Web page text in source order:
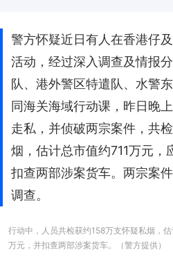
警方怀疑近日有人在香港仔
活动，经过深入调查及情报
队、港外警区特遣队、水警
同海关海域行动课，昨日晚
走私，并侦破两宗案件，共
烟，估计总市值约711万元
扣查两部涉案货车。两宗案
调查。
行动中，人员共检获约158万支怀疑私烟，
万元，并扣查两部涉案货车。（警方提供）